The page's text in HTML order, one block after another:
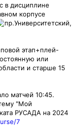
в дисциплине
корпусе
пр.Университетский,
этап+плей-
или
и старше 15
матчей 10:45.
"Мой
РУСАДА на 2024
7